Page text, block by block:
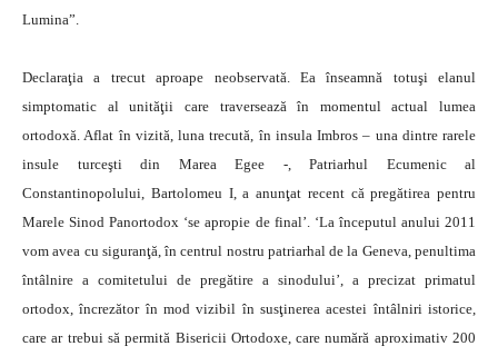
Lumina”.
Declaraţia a trecut aproape neobservată. Ea înseamnă totuşi elanul
simptomatic al unităţii care traversează în momentul actual lumea
ortodoxă. Aflat în vizită, luna trecută, în insula Imbros – una dintre rarele
insule turceşti din Marea Egee -, Patriarhul Ecumenic al
Constantinopolului, Bartolomeu I, a anunţat recent că pregătirea pentru
Marele Sinod Panortodox ‘se apropie de final’. ‘La începutul anului 2011
vom avea cu siguranţă, în centrul nostru patriarhal de la Geneva, penultima
întâlnire a comitetului de pregătire a sinodului’, a precizat primatul
ortodox, încrezător în mod vizibil în susţinerea acestei întâlniri istorice,
care ar trebui să permită Bisericii Ortodoxe, care numără aproximativ 200